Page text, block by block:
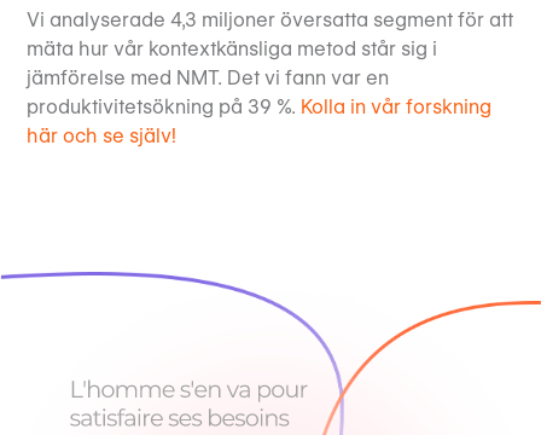
Vi analyserade 4,3 miljoner översatta segment för att
mäta hur vår kontextkänsliga metod står sig i
jämförelse med NMT. Det vi fann var en
produktivitetsökning på 39 %. Kolla in vår forskning
här och se själv!